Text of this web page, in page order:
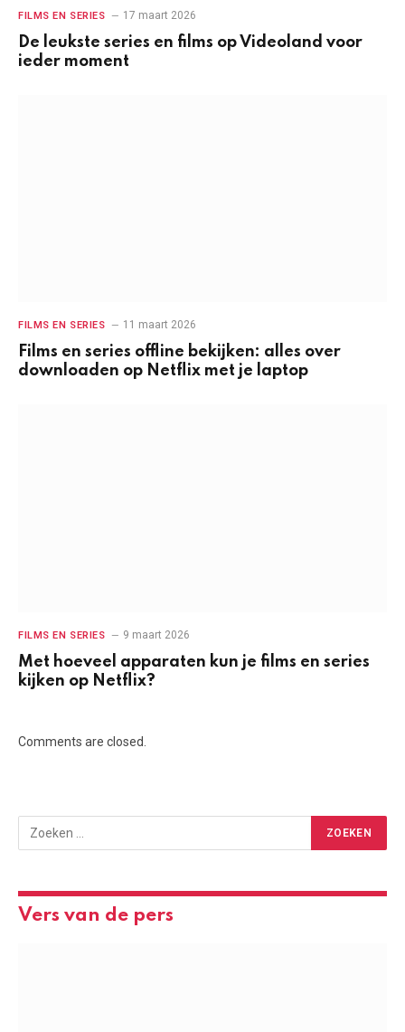
FILMS EN SERIES 17 maart 2026
De leukste series en films op Videoland voor
ieder moment
FILMS EN SERIES 11 maart 2026
Films en series offline bekijken: alles over
downloaden op Netflix met je laptop
FILMS EN SERIES 9 maart 2026
Met hoeveel apparaten kun je films en series
kijken op Netflix?
Comments are closed.
Vers van de pers